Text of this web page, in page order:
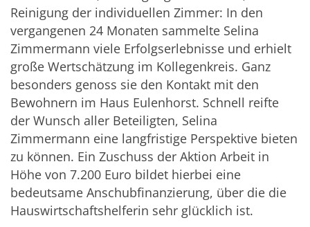
Reinigung der individuellen Zimmer: In den
vergangenen 24 Monaten sammelte Selina
Zimmermann viele Erfolgserlebnisse und erhielt
große Wertschätzung im Kollegenkreis. Ganz
besonders genoss sie den Kontakt mit den
Bewohnern im Haus Eulenhorst. Schnell reifte
der Wunsch aller Beteiligten, Selina
Zimmermann eine langfristige Perspektive bieten
zu können. Ein Zuschuss der Aktion Arbeit in
Höhe von 7.200 Euro bildet hierbei eine
bedeutsame Anschubfinanzierung, über die die
Hauswirtschaftshelferin sehr glücklich ist.